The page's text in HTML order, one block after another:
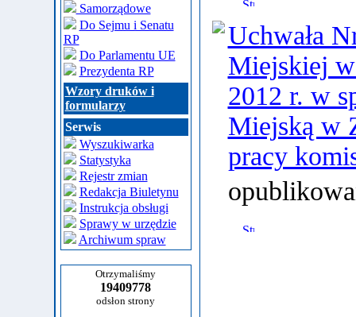
Samorządowe
Do Sejmu i Senatu
RP
Do Parlamentu UE
Prezydenta RP
Wzory druków i
formularzy
Serwis
Wyszukiwarka
Statystyka
Rejestr zmian
Redakcja Biuletynu
Instrukcja obsługi
Sprawy w urzędzie
Archiwum spraw
Otrzymaliśmy
19409778
odsłon strony
Uchwała
Miejskiej
2012 r. w
Miejską w
pracy